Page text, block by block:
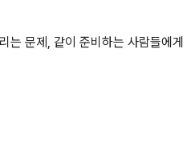
는 문제, 같이 준비하는 사람들에게